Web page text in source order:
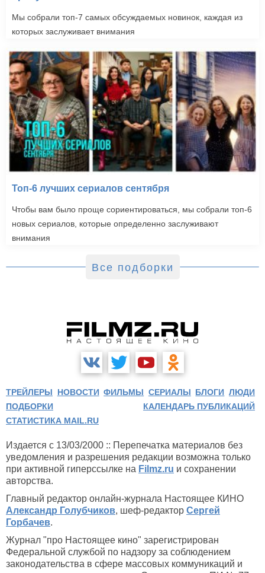
Мы собрали топ-7 самых обсуждаемых новинок, каждая из
которых заслуживает внимания
Топ-6 лучших сериалов сентября
Чтобы вам было проще сориентироваться, мы собрали топ-6
новых сериалов, которые определенно заслуживают
внимания
Все подборки
ТРЕЙЛЕРЫ НОВОСТИ ФИЛЬМЫ СЕРИАЛЫ БЛОГИ ЛЮДИ
ПОДБОРКИ
КАЛЕНДАРЬ ПУБЛИКАЦИЙ
СТАТИСТИКА MAIL.RU
Издается с 13/03/2000 :: Перепечатка материалов без
уведомления и разрешения редакции возможна только
при активной гиперссылке на Filmz.ru и сохранении
авторства.
Главный редактор онлайн-журнала Настоящее КИНО
Александр Голубчиков, шеф-редактор Сергей
Горбачев.
Журнал "про Настоящее кино" зарегистрирован
Федеральной службой по надзору за соблюдением
законодательства в сфере массовых коммуникаций и